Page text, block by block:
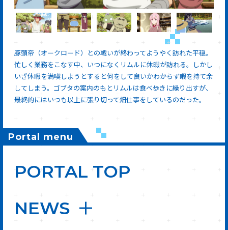
豚頭帝（オークロード）との戦いが終わってようやく訪れた平穏。
忙しく業務をこなす中、いつになくリムルに休暇が訪れる。しかし
いざ休暇を満喫しようとすると何をして良いかわからず暇を持て余
してしまう。ゴブタの案内のもとリムルは食べ歩きに繰り出すが、
最終的にはいつも以上に張り切って畑仕事をしているのだった。
Portal menu
PORTAL TOP
NEWS